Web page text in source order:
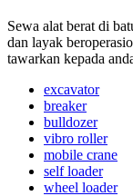
Sewa alat berat di
dan layak
tawarkan kepada
excavator
breaker
bulldozer
vibro roller
mobile crane
self loader
wheel loader